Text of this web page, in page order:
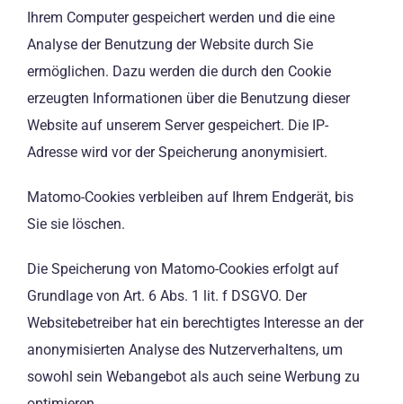
Ihrem Computer gespeichert werden und die eine
Analyse der Benutzung der Website durch Sie
ermöglichen. Dazu werden die durch den Cookie
erzeugten Informationen über die Benutzung dieser
Website auf unserem Server gespeichert. Die IP-
Adresse wird vor der Speicherung anonymisiert.
Matomo-Cookies verbleiben auf Ihrem Endgerät, bis
Sie sie löschen.
Die Speicherung von Matomo-Cookies erfolgt auf
Grundlage von Art. 6 Abs. 1 lit. f DSGVO. Der
Websitebetreiber hat ein berechtigtes Interesse an der
anonymisierten Analyse des Nutzerverhaltens, um
sowohl sein Webangebot als auch seine Werbung zu